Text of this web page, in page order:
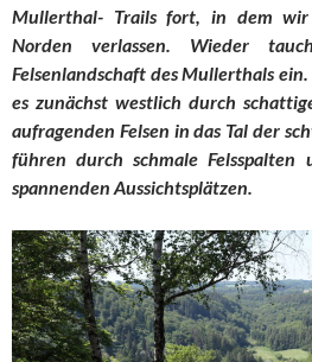
Mullerthal- Trails fort, in dem wir
Norden verlassen. Wieder
Felsenlandschaft des Mullerthals
es zunächst westlich durch
aufragenden Felsen in das Tal der
führen durch schmale
spannenden Aussichtsplätzen.